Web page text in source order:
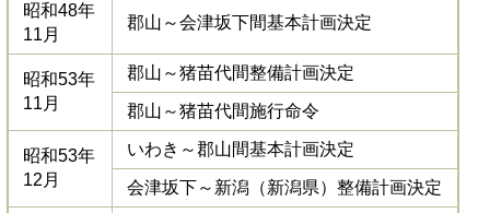
昭和48年
11月
郡山～会津坂下間基本計画決定
昭和53年
11月
郡山～猪苗代間整備計画決定
郡山～猪苗代間施行命令
昭和53年
12月
いわき～郡山間基本計画決定
会津坂下～新潟（新潟県）整備計画決定